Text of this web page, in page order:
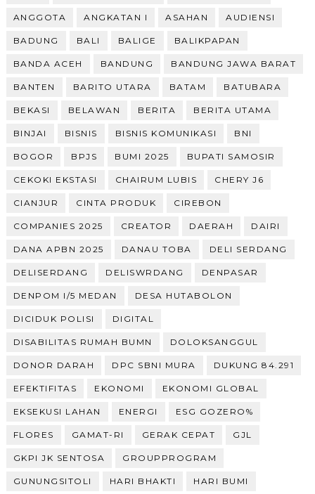
ANGGOTA ANGKATAN I ASAHAN AUDIENSI
BADUNG BALI BALIGE BALIKPAPAN
BANDA ACEH BANDUNG BANDUNG JAWA BARAT
BANTEN BARITO UTARA BATAM BATUBARA
BEKASI BELAWAN BERITA BERITA UTAMA
BINJAI BISNIS BISNIS KOMUNIKASI BNI
BOGOR BPJS BUMI 2025 BUPATI SAMOSIR
CEKOKI EKSTASI CHAIRUM LUBIS CHERY J6
CIANJUR CINTA PRODUK CIREBON
COMPANIES 2025 CREATOR DAERAH DAIRI
DANA APBN 2025 DANAU TOBA DELI SERDANG
DELISERDANG DELISWRDANG DENPASAR
DENPOM I/5 MEDAN DESA HUTABOLON
DICIDUK POLISI DIGITAL
DISABILITAS RUMAH BUMN DOLOKSANGGUL
DONOR DARAH DPC SBNI MURA DUKUNG 84.291
EFEKTIFITAS EKONOMI EKONOMI GLOBAL
EKSEKUSI LAHAN ENERGI ESG GOZERO%
FLORES GAMAT-RI GERAK CEPAT GJL
GKPI JK SENTOSA GROUPPROGRAM
GUNUNGSITOLI HARI BHAKTI HARI BUMI